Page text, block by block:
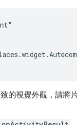
的視覺外觀，請